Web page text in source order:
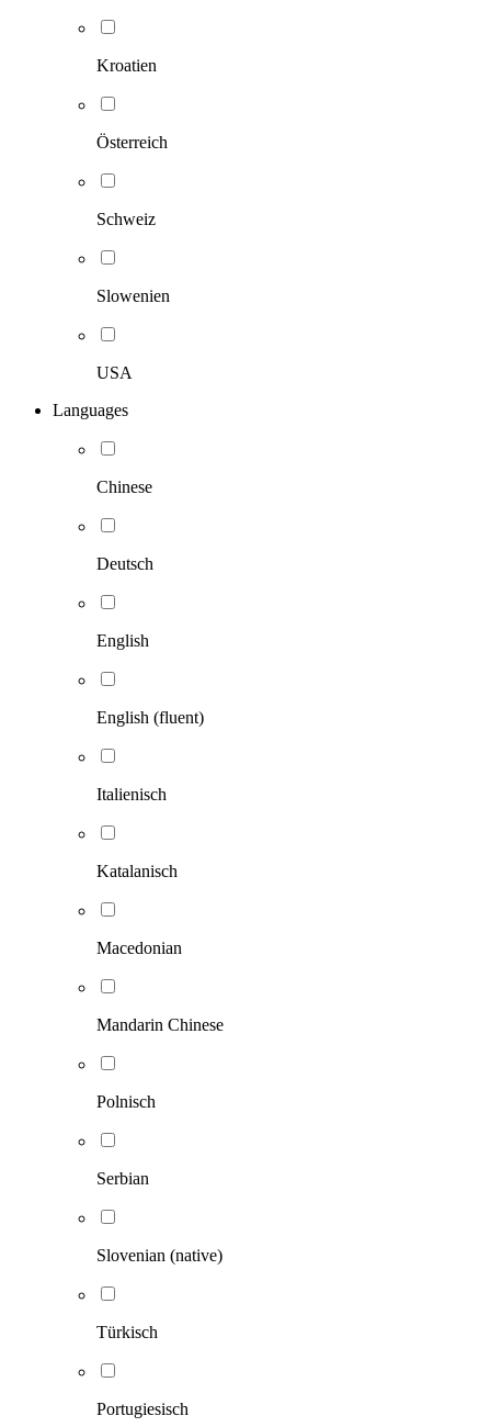
Kroatien
Österreich
Schweiz
Slowenien
USA
Languages
Chinese
Deutsch
English
English (fluent)
Italienisch
Katalanisch
Macedonian
Mandarin Chinese
Polnisch
Serbian
Slovenian (native)
Türkisch
Portugiesisch